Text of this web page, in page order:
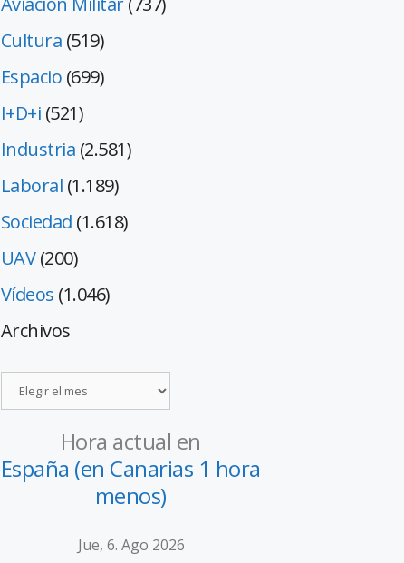
Cultura (519)
Espacio (699)
I+D+i (521)
Industria (2.581)
Laboral (1.189)
Sociedad (1.618)
UAV(200)
Vídeos (1.046)
Archivos
Hora actual en
España (en Canarias 1 hora
menos)